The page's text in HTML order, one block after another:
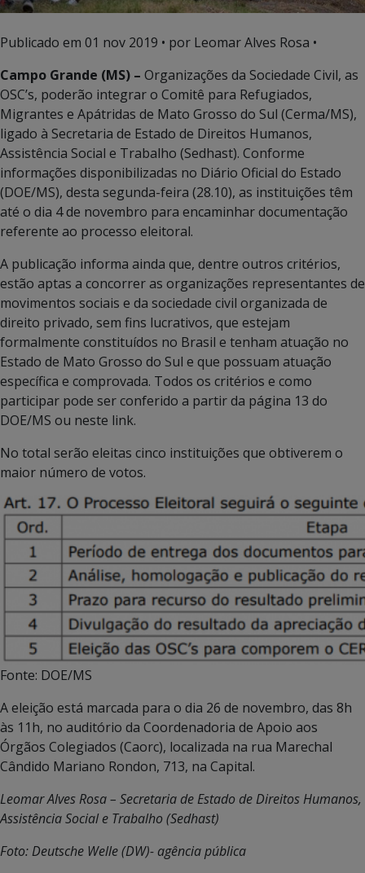
Publicado em 01 nov 2019 • por Leomar Alves Rosa •
Campo Grande (MS) – Organizações da Sociedade Civil, as
OSC’s, poderão integrar o Comitê para Refugiados,
Migrantes e Apátridas de Mato Grosso do Sul (Cerma/MS),
ligado à Secretaria de Estado de Direitos Humanos,
Assistência Social e Trabalho (Sedhast). Conforme
informações disponibilizadas no Diário Oficial do Estado
(DOE/MS), desta segunda-feira (28.10), as instituições têm
até o dia 4 de novembro para encaminhar documentação
referente ao processo eleitoral.
A publicação informa ainda que, dentre outros critérios,
estão aptas a concorrer as organizações representantes de
movimentos sociais e da sociedade civil organizada de
direito privado, sem fins lucrativos, que estejam
formalmente constituídos no Brasil e tenham atuação no
Estado de Mato Grosso do Sul e que possuam atuação
específica e comprovada. Todos os critérios e como
participar pode ser conferido a partir da página 13 do
DOE/MS ou neste link.
No total serão eleitas cinco instituições que obtiverem o
maior número de votos.
Fonte: DOE/MS
A eleição está marcada para o dia 26 de novembro, das 8h
às 11h, no auditório da Coordenadoria de Apoio aos
Órgãos Colegiados (Caorc), localizada na rua Marechal
Cândido Mariano Rondon, 713, na Capital.
Leomar Alves Rosa – Secretaria de Estado de Direitos Humanos,
Assistência Social e Trabalho (Sedhast)
Foto:Deutsche Welle (DW)- agência pública